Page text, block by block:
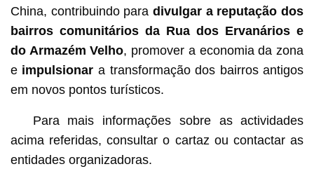
China, contribuindo para divulgar a reputação dos
bairros comunitários da Rua dos Ervanários e
do Armazém Velho, promover a economia da zona
e impulsionar a transformação dos bairros antigos
em novos pontos turísticos.
Para mais informações sobre as actividades
acima referidas, consultar o cartaz ou contactar as
entidades organizadoras.